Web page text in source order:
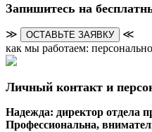
Запишитесь на
≫ ОСТАВЬТЕ ЗАЯВКУ
≪
как мы работаем:
Личный контакт и
Надежда: директор отдела
Профессиональна,